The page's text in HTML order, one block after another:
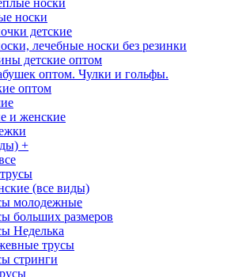
носки
детские
лечебные носки без резинки
детские оптом
оптом. Чулки и гольфы.
оптом
и женские
+
(все виды)
молодежные
больших размеров
Неделька
трусы
стринги